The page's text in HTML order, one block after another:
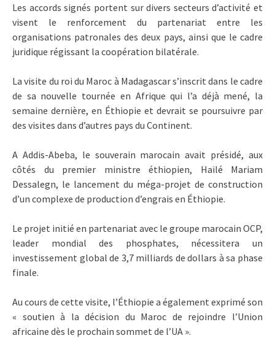
Les accords signés portent sur divers secteurs d’activité et
visent le renforcement du partenariat entre les
organisations patronales des deux pays, ainsi que le cadre
juridique régissant la coopération bilatérale.
La visite du roi du Maroc à Madagascar s’inscrit dans le cadre
de sa nouvelle tournée en Afrique qui l’a déjà mené, la
semaine dernière, en Éthiopie et devrait se poursuivre par
des visites dans d’autres pays du Continent.
A Addis-Abeba, le souverain marocain avait présidé, aux
côtés du premier ministre éthiopien, Hailé Mariam
Dessalegn, le lancement du méga-projet de construction
d’un complexe de production d’engrais en Éthiopie.
Le projet initié en partenariat avec le groupe marocain OCP,
leader mondial des phosphates, nécessitera un
investissement global de 3,7 milliards de dollars à sa phase
finale.
Au cours de cette visite, l’Éthiopie a également exprimé son
« soutien à la décision du Maroc de rejoindre l’Union
africaine dès le prochain sommet de l’UA ».